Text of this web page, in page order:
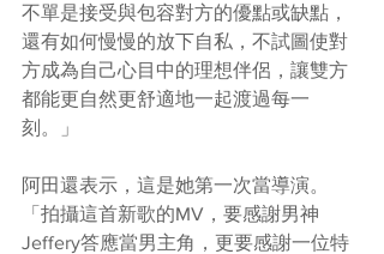
不單是接受與包容對方的優點或缺點，
還有如何慢慢的放下自私，不試圖使對
方成為自己心目中的理想伴侶，讓雙方
都能更自然更舒適地一起渡過每一
刻。」
阿田還表示，這是她第一次當導演。
「拍攝這首新歌的MV，要感謝男神
Jeffery答應當男主角，更要感謝一位特